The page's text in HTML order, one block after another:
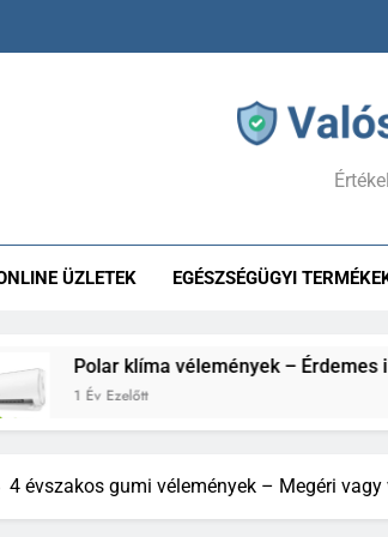
ÜZLETEK EGÉSZSÉGÜGYI
klíma vélemények – Érdemes ilyet venni?
4 évszakos gumi vélemények – Megéri vagy